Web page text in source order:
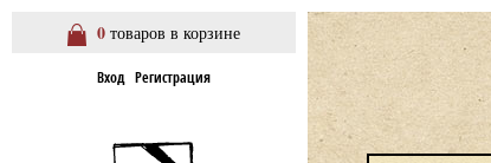
0 товаров в корзине
Вход Регистрация